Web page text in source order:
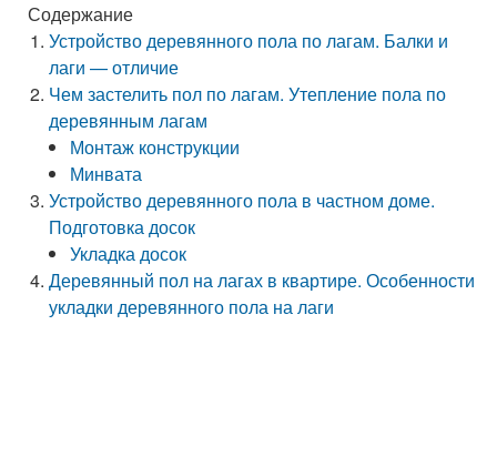
Содержание
Устройство деревянного пола по лагам. Балки и
лаги — отличие
Чем застелить пол по лагам. Утепление пола по
деревянным лагам
Монтаж конструкции
Минвата
Устройство деревянного пола в частном доме.
Подготовка досок
Укладка досок
Деревянный пол на лагах в квартире. Особенности
укладки деревянного пола на лаги